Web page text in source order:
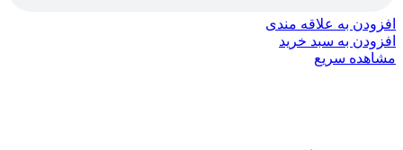
افزودن به علاقه مندی
افزودن به سبد خرید
مشاهده سریع